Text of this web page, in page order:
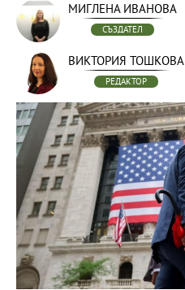
МИГЛЕНА ИВАНОВА
СЪЗДАТЕЛ
ВИКТОРИЯ ТОШКОВА
РЕДАКТОР